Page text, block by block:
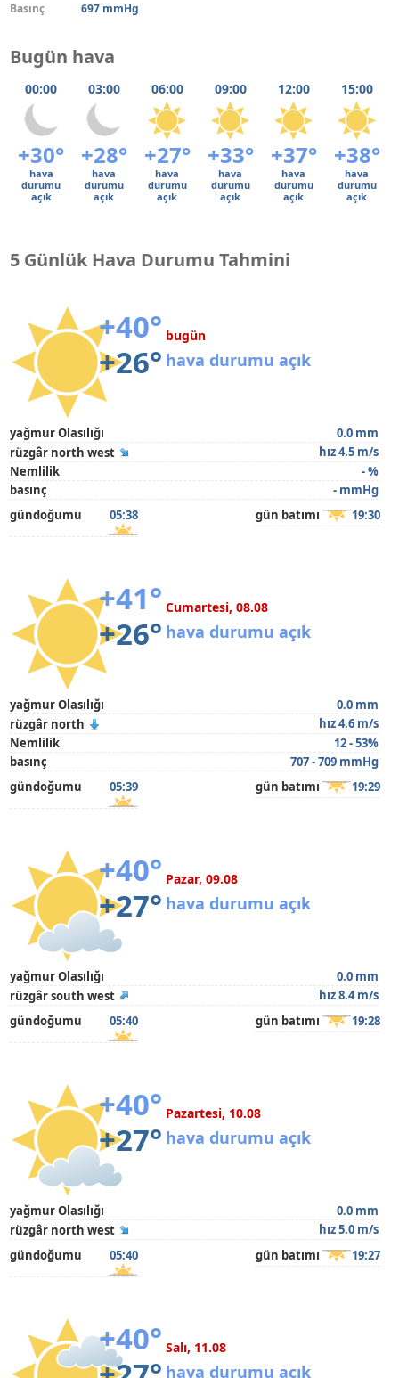
Basınç
697 mmHg
Bugün hava
00:00 03:00 06:00 09:00 12:00 15:00
+30° +28° +27° +33° +37° +38°
hava
durumu
açık
hava
durumu
açık
hava
durumu
açık
hava
durumu
açık
hava
durumu
açık
hava
durumu
açık
5 Günlük Hava Durumu Tahmini
+40°
+26°
bugün
hava durumu açık
yağmur Olasılığı
0.0 mm
rüzgâr north west
hız 4.5 m/s
Nemlilik
- %
basınç
- mmHg
gündoğumu
05:38 gün batımı 19:30
+41°
+26°
Cumartesi, 08.08
hava durumu açık
yağmur Olasılığı
0.0 mm
rüzgâr north
hız 4.6 m/s
Nemlilik
12 - 53%
basınç
707 - 709 mmHg
gündoğumu
05:39 gün batımı 19:29
+40°
+27°
Pazar, 09.08
hava durumu açık
yağmur Olasılığı
0.0 mm
rüzgâr south west
hız 8.4 m/s
gündoğumu
05:40 gün batımı 19:28
+40°
+27°
Pazartesi, 10.08
hava durumu açık
yağmur Olasılığı
0.0 mm
rüzgâr north west
hız 5.0 m/s
gündoğumu
05:40 gün batımı 19:27
+40° Salı, 11.08
hava durumu açık